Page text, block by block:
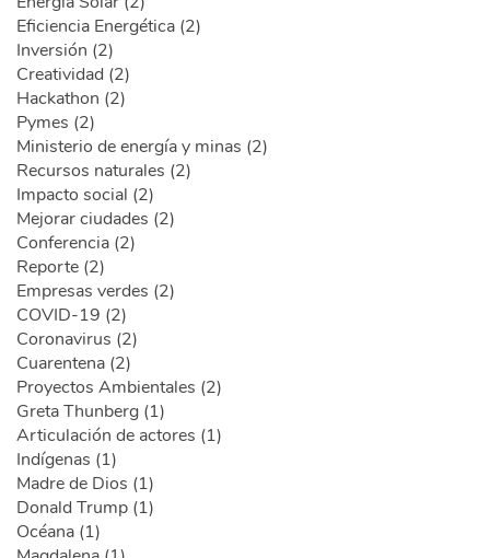
Eficiencia Energética (2)
Inversión (2)
Creatividad (2)
Hackathon (2)
Pymes (2)
Ministerio de energía y minas (2)
Recursos naturales (2)
Impacto social (2)
Mejorar ciudades (2)
Conferencia (2)
Reporte (2)
Empresas verdes (2)
COVID-19 (2)
Coronavirus (2)
Cuarentena (2)
Proyectos Ambientales (2)
Greta Thunberg (1)
Articulación de actores (1)
Indígenas (1)
Madre de Dios (1)
Donald Trump (1)
Océana (1)